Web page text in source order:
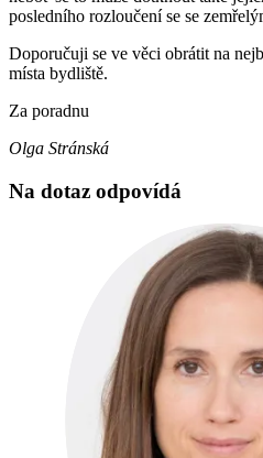
posledního rozloučení se se
Doporučuji se ve věci obrátit na
místa bydliště.
Za poradnu
Olga Stránská
Na dotaz odpovídá